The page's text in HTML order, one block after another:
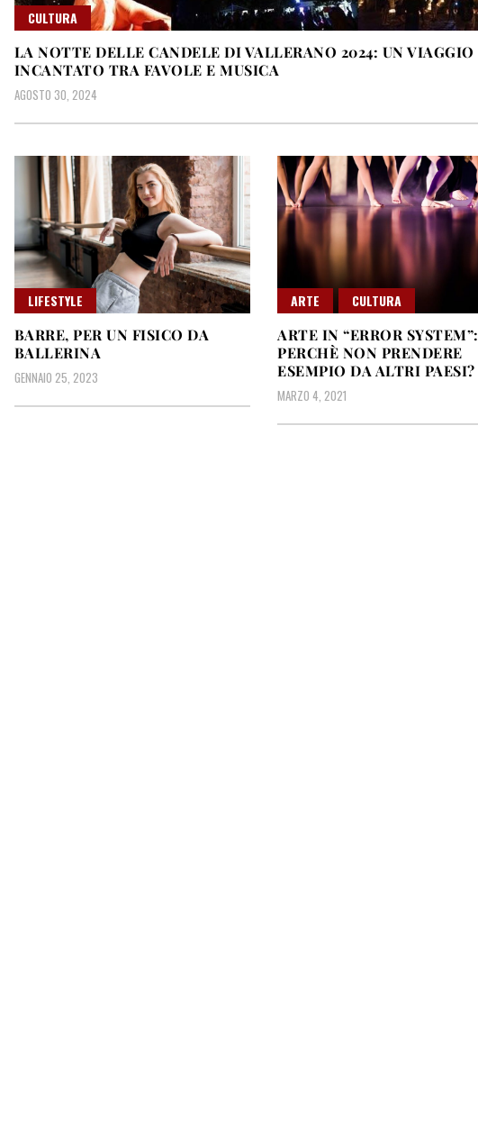
CULTURA
LA NOTTE DELLE CANDELE DI VALLERANO 2024: UN VIAGGIO
INCANTATO TRA FAVOLE E MUSICA
AGOSTO 30, 2024
LIFESTYLE
BARRE, PER UN FISICO DA
BALLERINA
GENNAIO 25, 2023
ARTE
CULTURA
ARTE IN “ERROR SYSTEM”:
PERCHÈ NON PRENDERE
ESEMPIO DA ALTRI PAESI?
MARZO 4, 2021